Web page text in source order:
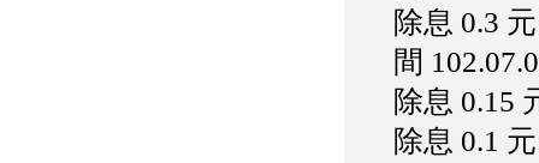
除息 0.3
間
除息 0.15
除息 0.1